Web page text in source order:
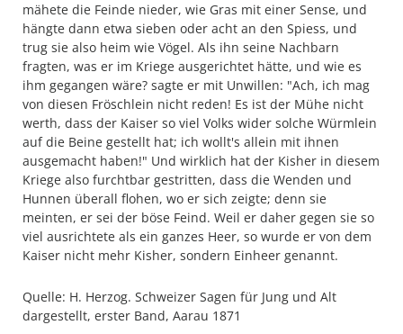
mähete die Feinde nieder, wie Gras mit einer Sense, und
hängte dann etwa sieben oder acht an den Spiess, und
trug sie also heim wie Vögel. Als ihn seine Nachbarn
fragten, was er im Kriege ausgerichtet hätte, und wie es
ihm gegangen wäre? sagte er mit Unwillen: "Ach, ich mag
von diesen Fröschlein nicht reden! Es ist der Mühe nicht
werth, dass der Kaiser so viel Volks wider solche Würmlein
auf die Beine gestellt hat; ich wollt's allein mit ihnen
ausgemacht haben!" Und wirklich hat der Kisher in diesem
Kriege also furchtbar gestritten, dass die Wenden und
Hunnen überall flohen, wo er sich zeigte; denn sie
meinten, er sei der böse Feind. Weil er daher gegen sie so
viel ausrichtete als ein ganzes Heer, so wurde er von dem
Kaiser nicht mehr Kisher, sondern Einheer genannt.
Quelle: H. Herzog. Schweizer Sagen für Jung und Alt
dargestellt, erster Band, Aarau 1871